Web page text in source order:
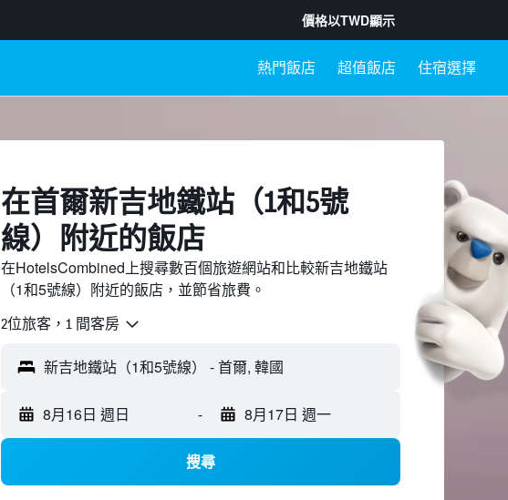
價格以TWD顯示
熱門飯店 超值飯店 住宿選擇
​在首爾新吉地鐵站（1和5號
線）附近​的飯店
在HotelsCombined上搜尋數百個旅遊網站和比較新吉地鐵站
（1和5號線）附近的飯店，並節省旅費。
2位旅客，1 間客房
8月16日 週日 - 8月17日 週一
搜尋